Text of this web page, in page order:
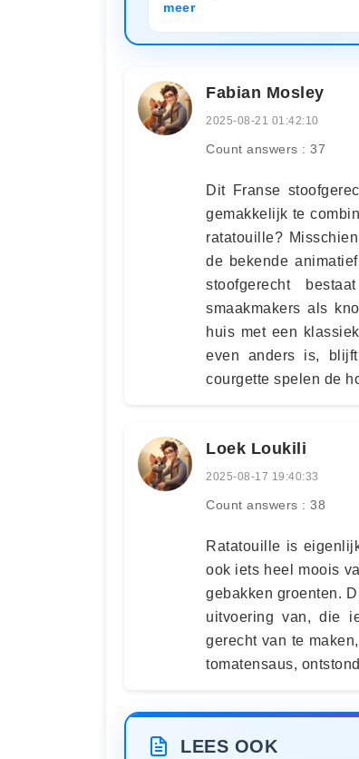
meer
Fabian Mosley
2025-08-21 01:42:10
Count answers : 37
Dit Franse
gemakkelijk te
ratatouille?
de bekende
stoofgerecht
smaakmakers als
huis met een
even anders is,
courgette spelen de
Loek Loukili
2025-08-17 19:40:33
Count answers : 38
Ratatouille is
ook iets heel moois
gebakken groenten.
uitvoering van, die
gerecht van te
tomatensaus,
LEES OOK